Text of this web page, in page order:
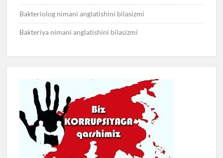
Bakteriolog nimani anglatishini bilasizmi
Bakteriya nimani anglatishini bilasizmi